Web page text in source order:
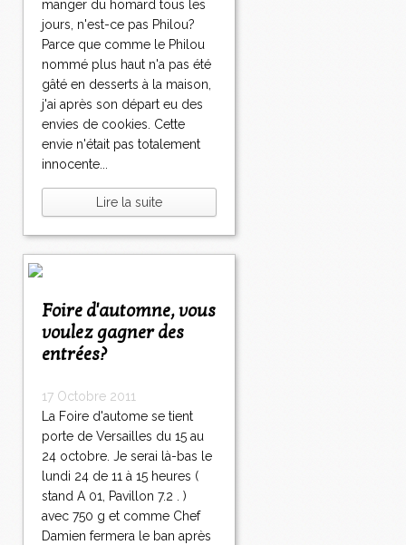
manger du homard tous les
jours, n'est-ce pas Philou?
Parce que comme le Philou
nommé plus haut n'a pas été
gâté en desserts à la maison,
j'ai après son départ eu des
envies de cookies. Cette
envie n'était pas totalement
innocente...
Lire la suite
Foire d'automne, vous
voulez gagner des
entrées?
17 Octobre 2011
La Foire d'autome se tient
porte de Versailles du 15 au
24 octobre. Je serai là-bas le
lundi 24 de 11 à 15 heures (
stand A 01, Pavillon 7.2 . )
avec 750 g et comme Chef
Damien fermera le ban après